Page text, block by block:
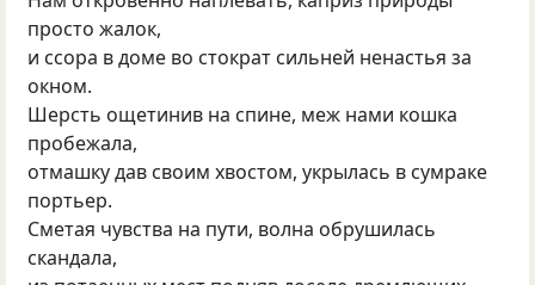
просто жалок,
и ссора в доме во стократ сильней ненастья за
окном.
Шерсть ощетинив на спине, меж нами кошка
пробежала,
отмашку дав своим хвостом, укрылась в сумраке
портьер.
Сметая чувства на пути, волна обрушилась
скандала,